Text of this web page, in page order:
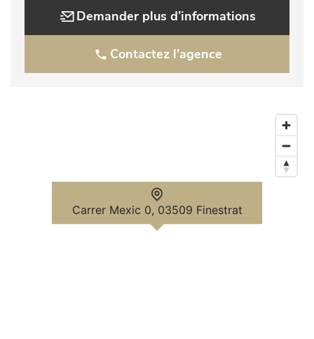
Demander plus d’informations
Contactez l'agence
Carrer Mexic 0, 03509 Finestrat